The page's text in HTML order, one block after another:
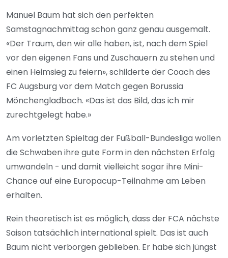
Manuel Baum hat sich den perfekten
Samstagnachmittag schon ganz genau ausgemalt.
«Der Traum, den wir alle haben, ist, nach dem Spiel
vor den eigenen Fans und Zuschauern zu stehen und
einen Heimsieg zu feiern», schilderte der Coach des
FC Augsburg vor dem Match gegen Borussia
Mönchengladbach. «Das ist das Bild, das ich mir
zurechtgelegt habe.»
Am vorletzten Spieltag der Fußball-Bundesliga wollen
die Schwaben ihre gute Form in den nächsten Erfolg
umwandeln - und damit vielleicht sogar ihre Mini-
Chance auf eine Europacup-Teilnahme am Leben
erhalten.
Rein theoretisch ist es möglich, dass der FCA nächste
Saison tatsächlich international spielt. Das ist auch
Baum nicht verborgen geblieben. Er habe sich jüngst